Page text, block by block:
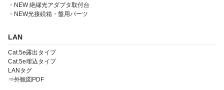
・NEW 絶縁光アダプタ取付台
・NEW光接続箱・盤用パーツ
LAN
Cat.5e露出タイプ
Cat.5e埋込タイプ
LANタグ
⇒外観図PDF